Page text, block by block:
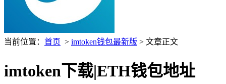
当前位置： 首页 > imtoken钱包最新版 > 文章正文
imtoken下载|ETH钱包地址